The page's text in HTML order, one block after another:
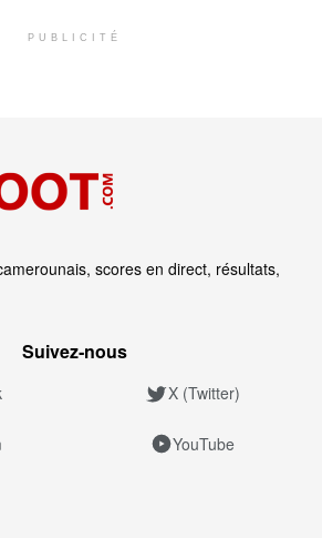
PUBLICITÉ
scores en direct, résultats,
Suivez‑nous
X (Twitter)
YouTube